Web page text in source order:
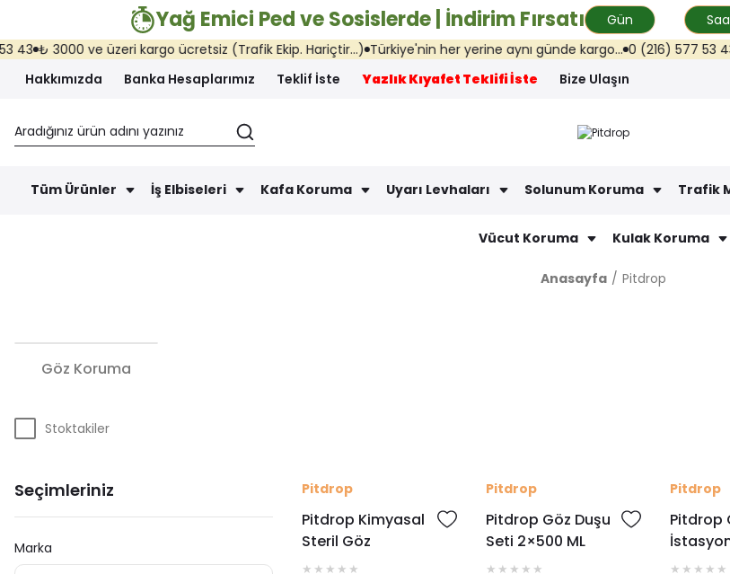
Yağ Emici Ped ve Sosislerde | İndirim Fırsatı Gün
ve üzeri kargo ücretsiz (Trafik Ekip. Hariçtir...) Türkiye'nin her yerine aynı günde kargo... 0 (216) 577 53 43
Hakkımızda
Banka Hesaplarımız Teklif İste Yazlık Kıyafet Teklifi İste Bize Ulaşın
Tüm Ürünler İş Elbiseleri Kafa Koruma Uyarı Levhaları Solunum Koruma Trafik
Vücut Koruma Kulak Koruma
Anasayfa Pitdrop
Göz Koruma
Stoktakiler
Seçimleriniz
Marka
Pitdrop
Pitdrop Kimyasal
Steril Göz
Solüsyonu (Duşu)
Pitdrop
Pitdrop Göz Duşu
Seti 2×500 ML
Pitdrop
Pitdrop
500ml.)